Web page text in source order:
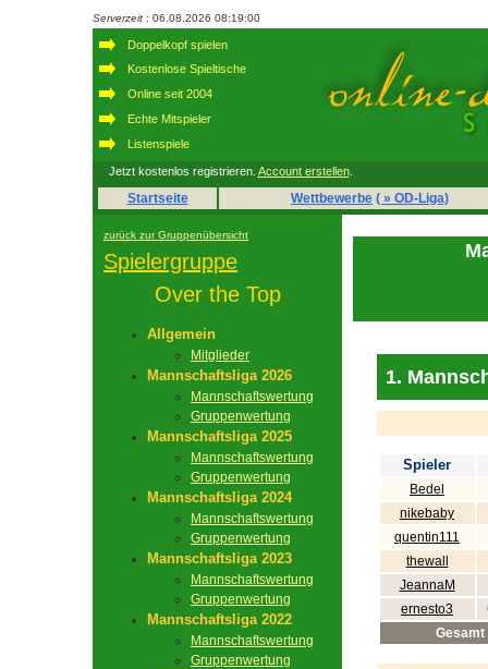
Serverzeit : 06.08.2026 08:19:00
Doppelkopf spielen
Kostenlose Spieltische
Online seit 2004
Echte Mitspieler
Listenspiele
Jetzt kostenlos registrieren. Account erstellen.
Startseite Wettbewerbe ( » OD-Liga)
zurück zur Gruppenübersicht
Spielergruppe
Over the Top
Allgemein
Mitglieder
Mannschaftsliga 2026
Mannschaftswertung
Gruppenwertung
Mannschaftsliga 2025
Mannschaftswertung
Gruppenwertung
Mannschaftsliga 2024
Mannschaftswertung
Gruppenwertung
Mannschaftsliga 2023
Mannschaftswertung
Gruppenwertung
Mannschaftsliga 2022
Mannschaftswertung
Gruppenwertung
1.
Spieler
Bedel
nikebaby
quentin111
thewall
JeannaM
ernesto3
Gesamt